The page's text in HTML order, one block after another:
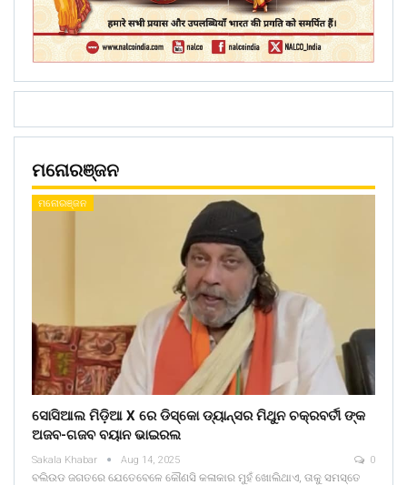
ମନୋରଞ୍ଜନ
ମନୋରଞ୍ଜନ
ସୋସିଆଲ ମିଡ଼ିଆ X ରେ ଡିସ୍କୋ ଡ୍ୟାନ୍ସର ମିଥୁନ ଚକ୍ରବର୍ତୀ ଙ୍କ
ଅଜବ-ଗଜବ ବୟାନ ଭାଇରଲ
Sakala Khabar Aug 14, 2025 0
ବଲିଉଡ ଜଗତରେ ଯେତେବେଳେ କୌଣସି କଳାକାର ମୁହଁ ଖୋଲିଥାଏ, ତାକୁ ସମସ୍ତେ